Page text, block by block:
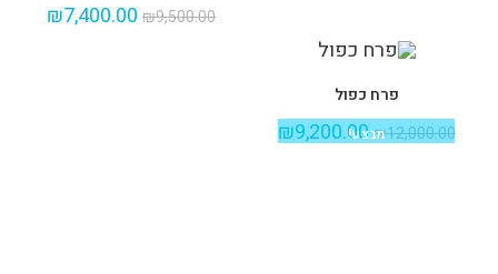
₪9,500.00
₪7,400.00
מבצע!
פרח כפול
₪12,000.00
₪9,200.00